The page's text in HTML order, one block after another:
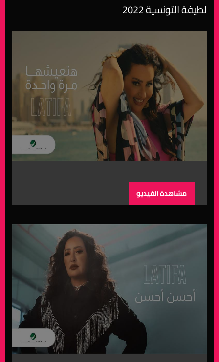
لطيفة التونسية 2022
مشاهدة الفيديو